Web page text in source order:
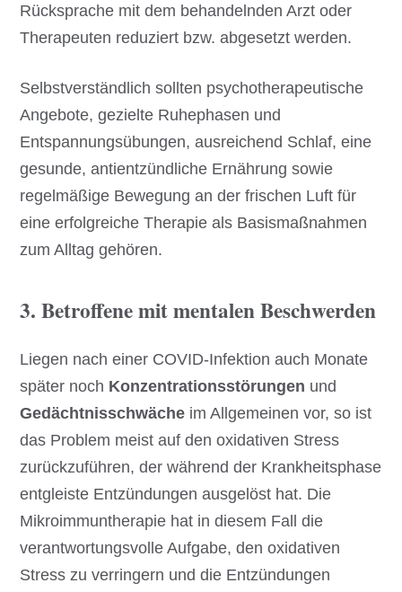
Rücksprache mit dem behandelnden Arzt oder
Therapeuten reduziert bzw. abgesetzt werden.
Selbstverständlich sollten psychotherapeutische
Angebote, gezielte Ruhephasen und
Entspannungsübungen, ausreichend Schlaf, eine
gesunde, antientzündliche Ernährung sowie
regelmäßige Bewegung an der frischen Luft für
eine erfolgreiche Therapie als Basismaßnahmen
zum Alltag gehören.
3. Betroffene mit mentalen Beschwerden
Liegen nach einer COVID-Infektion auch Monate
später noch Konzentrationsstörungen und
Gedächtnisschwäche im Allgemeinen vor, so ist
das Problem meist auf den oxidativen Stress
zurückzuführen, der während der Krankheitsphase
entgleiste Entzündungen ausgelöst hat. Die
Mikroimmuntherapie hat in diesem Fall die
verantwortungsvolle Aufgabe, den oxidativen
Stress zu verringern und die Entzündungen